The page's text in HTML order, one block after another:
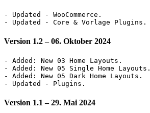
- Updated - WooCommerce.
Version 1.2– 06. Oktober 2024
- Added: New 03 Home Layouts.
- Added: New 05 Single Home Layouts.
- Added: New 05 Dark Home Layouts.
Version 1.1 – 29. Mai 2024